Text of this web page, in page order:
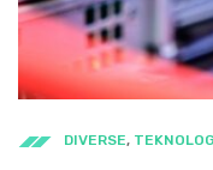
DIVERSE,